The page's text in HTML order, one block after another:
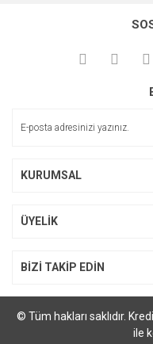
KURUMSAL
ÜYELİK
BİZİ TAKİP EDİN
© Tüm hakları saklıdır.
ile